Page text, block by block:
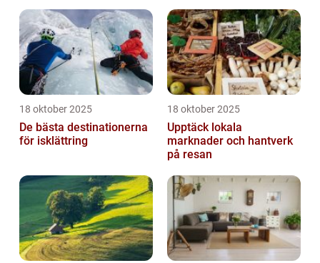
18 oktober 2025
De bästa destinationerna
för isklättring
18 oktober 2025
Upptäck lokala
marknader och hantverk
på resan